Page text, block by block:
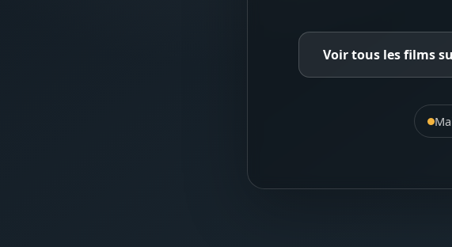
Voir tous les films